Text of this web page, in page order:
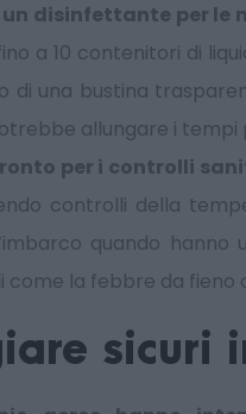
un disinfettante per
a 10 contenitori di
di una bustina
allungare i tempi
per i controlli
controlli della
quando
come la febbre da
sicuri